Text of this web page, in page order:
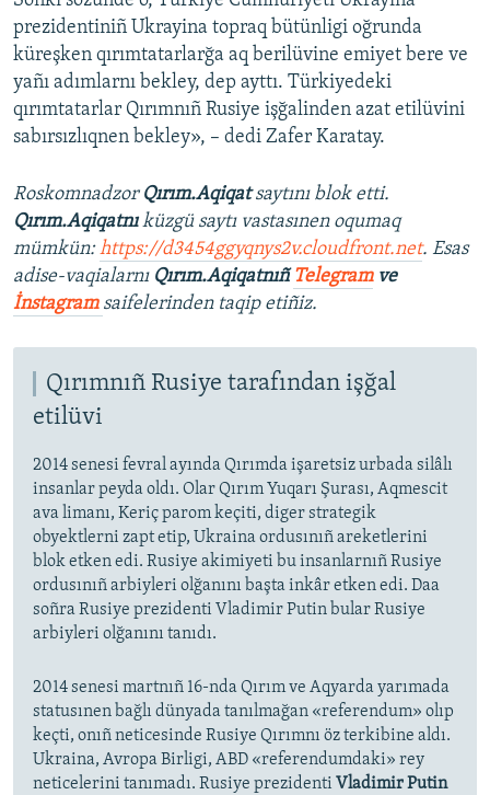
prezidentiniñ Ukrayina topraq bütünligi oğrunda
küreşken qırımtatarlarğa aq berilüvine emiyet bere ve
yañı adımlarnı bekley, dep ayttı. Türkiyedeki
qırımtatarlar Qırımnıñ Rusiye işğalinden azat etilüvini
sabırsızlıqnen bekley», – dedi Zafer Karatay.
Roskomnadzor Qırım.Aqiqatsaytını blok etti.
Qırım.Aqiqatnıküzgü saytı vastasınen oqumaq
mümkün:https://d3454ggyqnys2v.cloudfront.net. Esas
adise-vaqialarnı Qırım.AqiqatnıñTelegramve
İnstagram saifelerinden taqip etiñiz.
Qırımnıñ Rusiye tarafından işğal
etilüvi
2014 senesi fevral ayında Qırımda işaretsiz urbada silâlı
insanlar peyda oldı. Olar Qırım Yuqarı Şurası, Aqmescit
ava limanı, Keriç parom keçiti, diger strategik
obyektlerni zapt etip, Ukraina ordusınıñ areketlerini
blok etken edi. Rusiye akimiyeti bu insanlarnıñ Rusiye
ordusınıñ arbiyleri olğanını başta inkâr etken edi. Daa
soñra Rusiye prezidenti Vladimir Putin bular Rusiye
arbiyleri olğanını tanıdı.
2014 senesi martnıñ 16-nda Qırım ve Aqyarda yarımada
statusınen bağlı dünyada tanılmağan «referendum» olıp
keçti, onıñ neticesinde Rusiye Qırımnı öz terkibine aldı.
Ukraina, Avropa Birligi, ABD «referendumdaki» rey
neticelerini tanımadı. Rusiye prezidenti Vladimir Putin